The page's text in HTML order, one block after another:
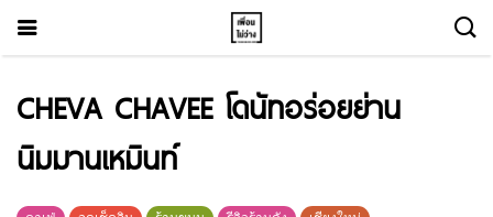
CHEVA CHAVEE โดนัทอร่อยย่าน
นิมมานเหมินท์